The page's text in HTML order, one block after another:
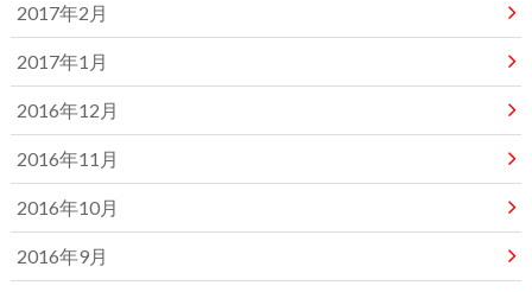
2017年2月
2017年1月
2016年12月
2016年11月
2016年10月
2016年9月